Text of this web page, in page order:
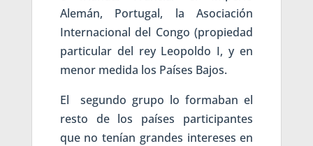
Alemán, Portugal, la Asociación
Internacional del Congo (propiedad
particular del rey Leopoldo I, y en
menor medida los Países Bajos.
El segundo grupo lo formaban el
resto de los países participantes
que no tenían grandes intereses en